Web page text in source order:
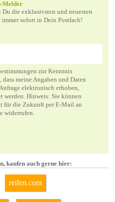
Melder
die exklusivsten und neuesten
sofort in Dein Postfach!
zur Kenntnis
meine Angaben und Daten
elektronisch erhoben,
werden. Hinweis: Sie können
für die Zukunft per E-Mail an
widerrufen.
kaufen auch gerne hier:
reifen.com